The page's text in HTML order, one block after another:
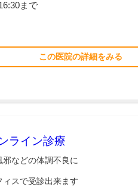
まで
この医院の詳細をみる
ライン診療
などの体調不良に
ィスで受診出来ます